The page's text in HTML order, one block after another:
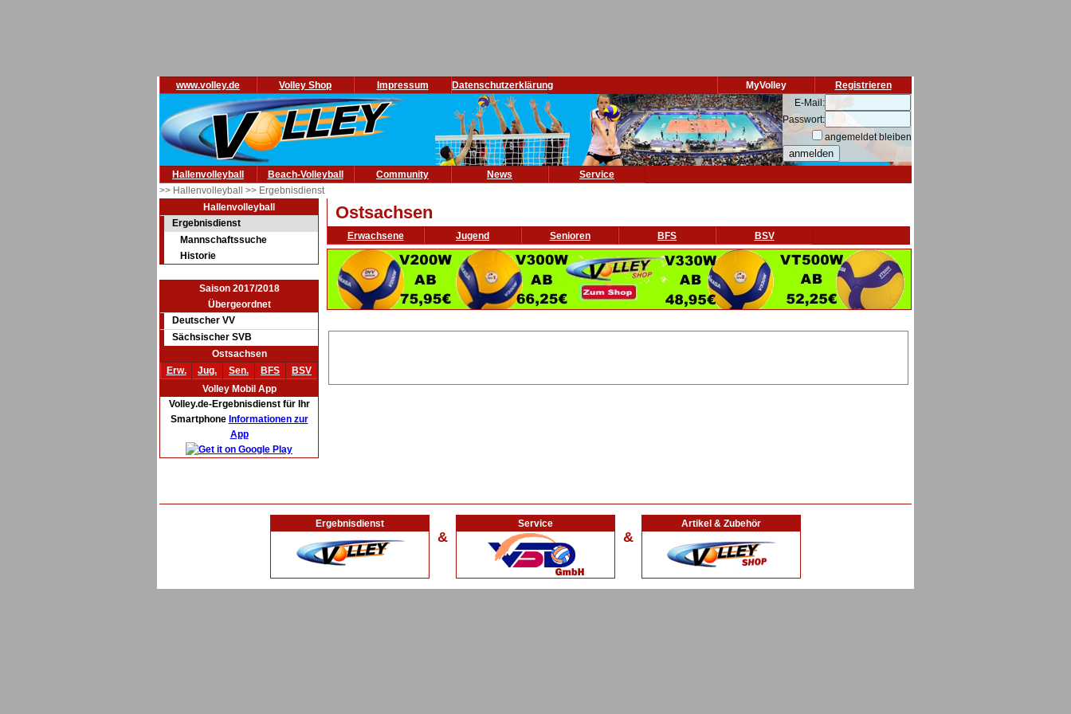
www.volley.de Volley Shop Impressum Datenschutzerklärung Registrieren
MyVolley
E-Mail:
Passwort:
angemeldet bleiben
Hallenvolleyball Beach-Volleyball Community News
Service
>> Hallenvolleyball >> Ergebnisdienst
Hallenvolleyball
Ergebnisdienst
Mannschaftssuche
Historie
Saison 2017/2018
Übergeordnet
Deutscher VV
Sächsischer SVB
Ostsachsen
Erw.
Jug. Sen. BFS
BSV
Volley Mobil App
Volley.de-Ergebnisdienst für Ihr
Smartphone Informationen zur
App
Ostsachsen
Erwachsene Jugend Senioren BFS BSV
Ergebnisdienst
&
Service
&
Artikel & Zubehör